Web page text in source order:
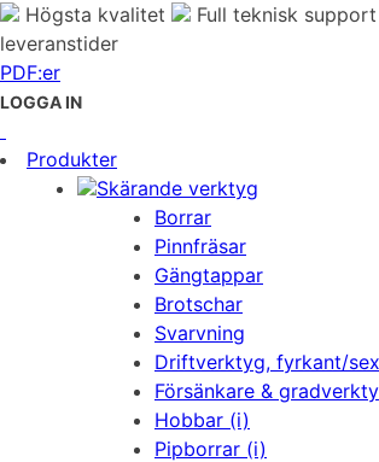
Högsta kvalitet Full teknisk support
leveranstider
PDF:er
LOGGA IN
Produkter
Skärande verktyg
Borrar
Pinnfräsar
Gängtappar
Brotschar
Svarvning
Driftverktyg, fyrkant/
Försänkare &
Hobbar (i)
Pipborrar (i)